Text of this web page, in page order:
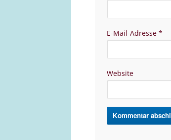
E-Mail-Adresse *
Website